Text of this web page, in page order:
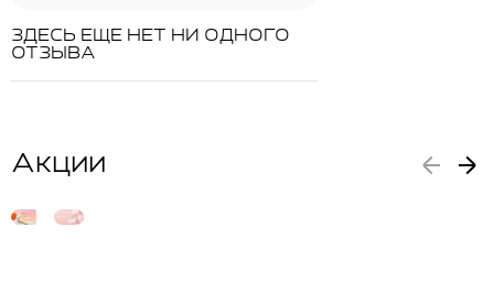
ЗДЕСЬ ЕЩЕ НЕТ НИ ОДНОГО
ОТЗЫВА
Акции